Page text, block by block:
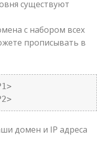
существуют
с набором всех
прописывать в
домен и IP адреса